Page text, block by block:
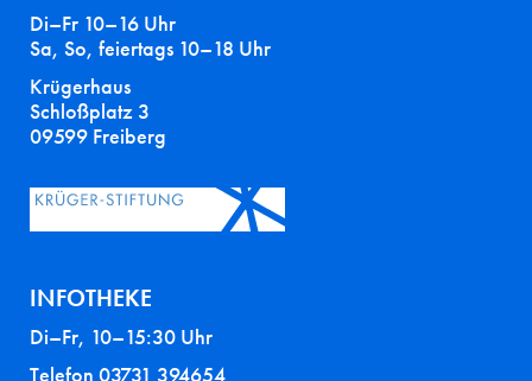
Di–Fr 10–16 Uhr
Sa, So, feiertags 10–18 Uhr
Krügerhaus
Schloßplatz 3
09599 Freiberg
INFOTHEKE
Di–Fr, 10–15:30 Uhr
Telefon 03731 394654